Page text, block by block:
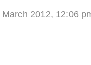
March 2012, 12:06